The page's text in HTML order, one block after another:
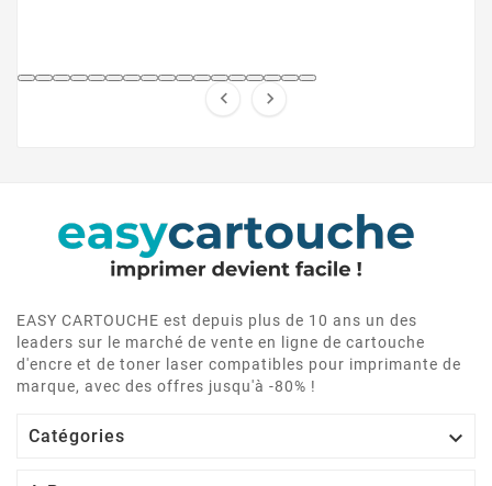
 
EASY CARTOUCHE est depuis plus de 10 ans un des
leaders sur le marché de vente en ligne de cartouche
d'encre et de toner laser compatibles pour imprimante de
marque, avec des offres jusqu'à -80% !
Catégories 